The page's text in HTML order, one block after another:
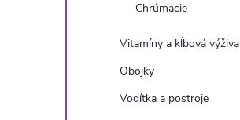
Chrúmacie
Vitamíny a kĺbová výživa
Obojky
Vodítka a postroje